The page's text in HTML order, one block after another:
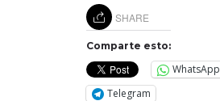
SHARE
Comparte esto:
WhatsApp
Telegram